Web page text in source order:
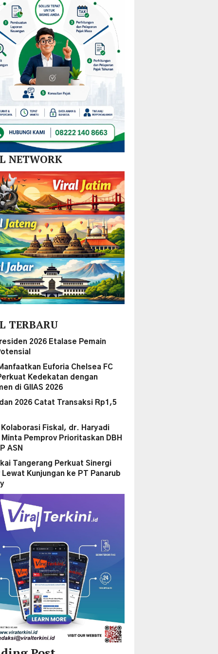
Nikel
dan
SPBE
Tim
Gabungan
Lintas
Sektor
NETWORK
TERBARU
2026 Etalase Pemain
Euforia Chelsea FC
Kedekatan dengan
di GIIAS 2026
2026 Catat Transaksi Rp1,5
Kolaborasi Fiskal, dr. Haryadi
Minta Pemprov Prioritaskan DBH
ASN
Tangerang Perkuat Sinergi
Lewat Kunjungan ke PT Panarub